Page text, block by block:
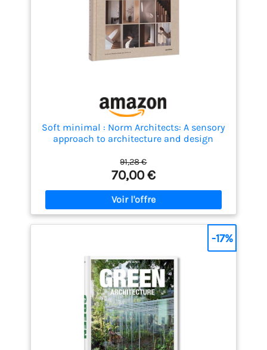
Soft minimal : Norm Architects: A sensory
approach to architecture and design
91,28 €
70,00 €
-17%